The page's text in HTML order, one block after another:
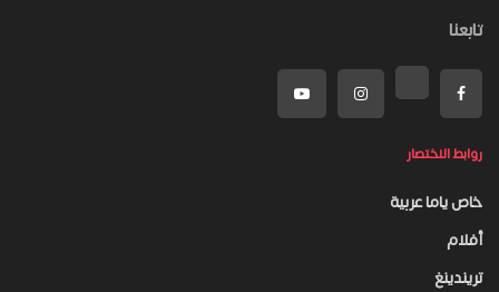
تابعنا
روابط الاختصار
خاص ياما عربية
أفلام
تريندينغ